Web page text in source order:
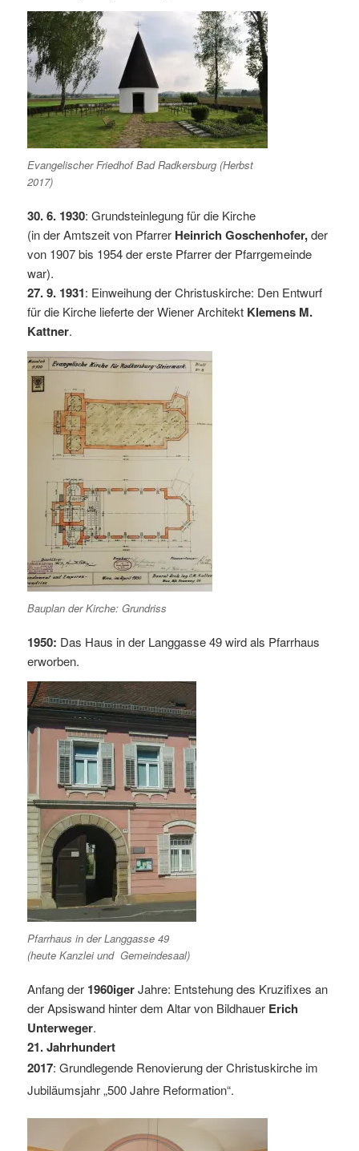
Evangelischer Friedhof Bad Radkersburg (Herbst
2017)
30. 6. 1930: Grundsteinlegung für die Kirche
(in der Amtszeit von Pfarrer Heinrich Goschenhofer,der
von 1907 bis 1954 der erste Pfarrer der Pfarrgemeinde
war).
27. 9. 1931: Einweihung der Christuskirche: Den Entwurf
für die Kirche lieferte der Wiener Architekt Klemens M.
Kattner.
Bauplan der Kirche: Grundriss
1950: Das Haus in der Langgasse 49 wird als Pfarrhaus
erworben.
Pfarrhaus in der Langgasse 49
(heute Kanzlei und Gemeindesaal)
Anfang der1960igerJahre: Entstehung des Kruzifixes an
der Apsiswand hinter dem Altar von Bildhauer Erich
Unterweger.
21. Jahrhundert
2017: Grundlegende Renovierung der Christuskirche im
Jubiläumsjahr „500 Jahre Reformation“.